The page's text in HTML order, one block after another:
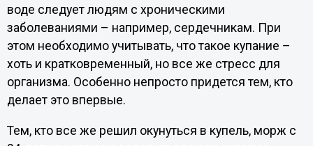
воде следует людям с хроническими
заболеваниями – например, сердечникам. При
этом необходимо учитывать, что такое купание –
хоть и кратковременный, но все же стресс для
организма. Особенно непросто придется тем, кто
делает это впервые.
Тем, кто все же решил окунуться в купель, морж с